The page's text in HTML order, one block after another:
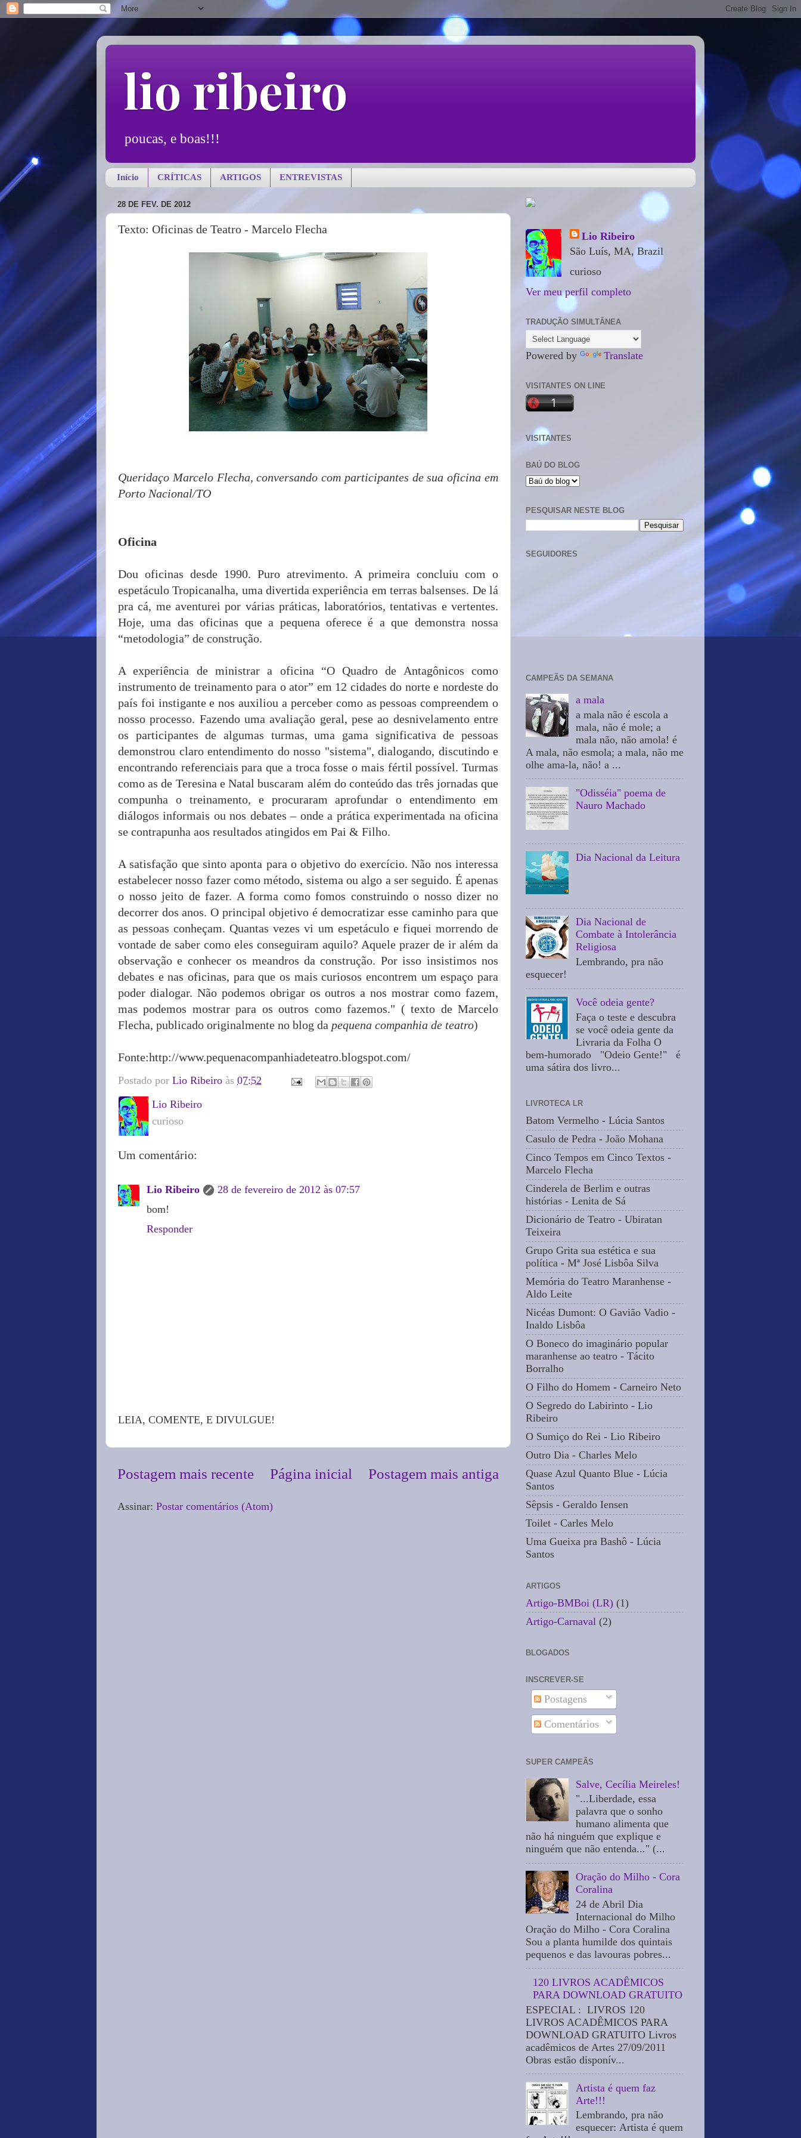
lio ribeiro
poucas, e boas!!!
Início CRÍTICAS ARTIGOS ENTREVISTAS
28 DE FEV. DE 2012
Texto: Oficinas de Teatro - Marcelo Flecha
Queridaço Marcelo Flecha, conversando com participantes de sua oficina em
Porto Nacional/TO
Oficina
Dou oficinas desde 1990. Puro atrevimento. A primeira concluiu com o
espetáculo Tropicanalha, uma divertida experiência em terras balsenses. De lá
pra cá, me aventurei por várias práticas, laboratórios, tentativas e vertentes.
Hoje, uma das oficinas que a pequena oferece é a que demonstra nossa
“metodologia” de construção.
A experiência de ministrar a oficina “O Quadro de Antagônicos como
instrumento de treinamento para o ator” em 12 cidades do norte e nordeste do
país foi instigante e nos auxiliou a perceber como as pessoas compreendem o
nosso processo. Fazendo uma avaliação geral, pese ao desnivelamento entre
os participantes de algumas turmas, uma gama significativa de pessoas
demonstrou claro entendimento do nosso "sistema", dialogando, discutindo e
encontrando referenciais para que a troca fosse o mais fértil possível. Turmas
como as de Teresina e Natal buscaram além do conteúdo das três jornadas que
compunha o treinamento, e procuraram aprofundar o entendimento em
diálogos informais ou nos debates – onde a prática experimentada na oficina
se contrapunha aos resultados atingidos em Pai & Filho.
A satisfação que sinto aponta para o objetivo do exercício. Não nos interessa
estabelecer nosso fazer como método, sistema ou algo a ser seguido. É apenas
o nosso jeito de fazer. A forma como fomos construindo o nosso dizer no
decorrer dos anos. O principal objetivo é democratizar esse caminho para que
as pessoas conheçam. Quantas vezes vi um espetáculo e fiquei morrendo de
vontade de saber como eles conseguiram aquilo? Aquele prazer de ir além da
observação e conhecer os meandros da construção. Por isso insistimos nos
debates e nas oficinas, para que os mais curiosos encontrem um espaço para
poder dialogar. Não podemos obrigar os outros a nos mostrar como fazem,
mas podemos mostrar para os outros como fazemos." ( texto de Marcelo
Flecha, publicado originalmente no blog da pequena companhia de teatro)
Fonte:http://www.pequenacompanhiadeteatro.blogspot.com/
Postado por Lio Ribeiro às 07:52
Lio Ribeiro
curioso
Um comentário:
Lio Ribeiro
28 de fevereiro de 2012 às 07:57
bom!
Responder
LEIA, COMENTE, E DIVULGUE!
Postagem mais recente Postagem mais antiga
Página inicial
Assinar: Postar comentários (Atom)
Lio Ribeiro
São Luís, MA, Brazil
curioso
Ver meu perfil completo
TRADUÇÃO SIMULTÂNEA
Powered by Translate
VISITANTES ON LINE
VISITANTES
BAÚ DO BLOG
PESQUISAR NESTE BLOG
SEGUIDORES
CAMPEÃS DA SEMANA
a mala
a mala não é escola a
mala, não é mole; a
mala não, não amola! é
A mala, não esmola; a mala, não me
olhe ama-la, não! a ...
"Odisséia" poema de
Nauro Machado
Dia Nacional da Leitura
Dia Nacional de
Combate à Intolerância
Religiosa
Lembrando, pra não
esquecer!
Você odeia gente?
Faça o teste e descubra
se você odeia gente da
Livraria da Folha O
bem-humorado "Odeio Gente!" é
uma sátira dos livro...
LIVROTECA LR
Batom Vermelho - Lúcia Santos
Casulo de Pedra - João Mohana
Cinco Tempos em Cinco Textos -
Marcelo Flecha
Cinderela de Berlim e outras
histórias - Lenita de Sá
Dicionário de Teatro - Ubiratan
Teixeira
Grupo Grita sua estética e sua
política - Mª José Lisbôa Silva
Memória do Teatro Maranhense -
Aldo Leite
Nicéas Dumont: O Gavião Vadio -
Inaldo Lisbôa
O Boneco do imaginário popular
maranhense ao teatro - Tácito
Borralho
O Filho do Homem - Carneiro Neto
O Segredo do Labirinto - Lio
Ribeiro
O Sumiço do Rei - Lio Ribeiro
Outro Dia - Charles Melo
Quase Azul Quanto Blue - Lúcia
Santos
Sêpsis - Geraldo Iensen
Toilet - Carles Melo
Uma Gueixa pra Bashô - Lúcia
Santos
ARTIGOS
Artigo-BMBoi (LR) (1)
Artigo-Carnaval (2)
BLOGADOS
INSCREVER-SE
Postagens
Comentários
SUPER CAMPEÃS
Salve, Cecília Meireles!
"...Liberdade, essa
palavra que o sonho
humano alimenta que
não há ninguém que explique e
ninguém que não entenda..." (...
Oração do Milho - Cora
Coralina
24 de Abril Dia
Internacional do Milho
Oração do Milho - Cora Coralina
Sou a planta humilde dos quintais
pequenos e das lavouras pobres...
120 LIVROS ACADÊMICOS
PARA DOWNLOAD GRATUITO
ESPECIAL : LIVROS 120
LIVROS ACADÊMICOS PARA
DOWNLOAD GRATUITO Livros
acadêmicos de Artes 27/09/2011
Obras estão disponív...
Artista é quem faz
Arte!!!
Lembrando, pra não
esquecer: Artista é quem